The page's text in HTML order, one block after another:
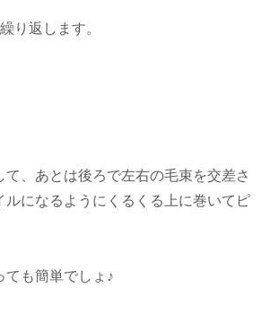
り返します。
、あとは後ろで左右の毛束を交差さ
ルになるようにくるくる上に巻いてピ
も簡単でしょ♪